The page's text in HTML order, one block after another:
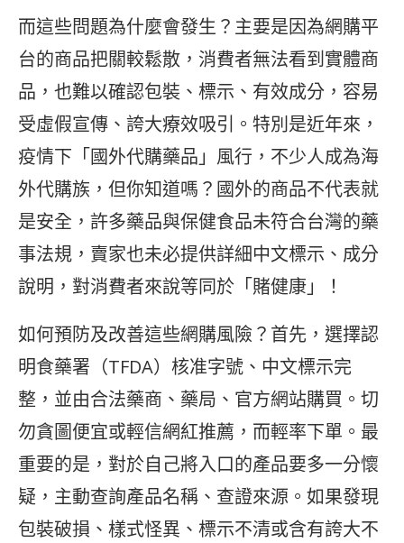
而這些問題為什麼會發生？主要是因為網購平
台的商品把關較鬆散，消費者無法看到實體商
品，也難以確認包裝、標示、有效成分，容易
受虛假宣傳、誇大療效吸引。特別是近年來，
疫情下「國外代購藥品」風行，不少人成為海
外代購族，但你知道嗎？國外的商品不代表就
是安全，許多藥品與保健食品未符合台灣的藥
事法規，賣家也未必提供詳細中文標示、成分
說明，對消費者來說等同於「賭健康」！
如何預防及改善這些網購風險？首先，選擇認
明食藥署（TFDA）核准字號、中文標示完
整，並由合法藥商、藥局、官方網站購買。切
勿貪圖便宜或輕信網紅推薦，而輕率下單。最
重要的是，對於自己將入口的產品要多一分懷
疑，主動查詢產品名稱、查證來源。如果發現
包裝破損、樣式怪異、標示不清或含有誇大不